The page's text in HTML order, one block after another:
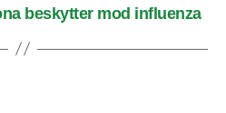
beskytter mod influenza